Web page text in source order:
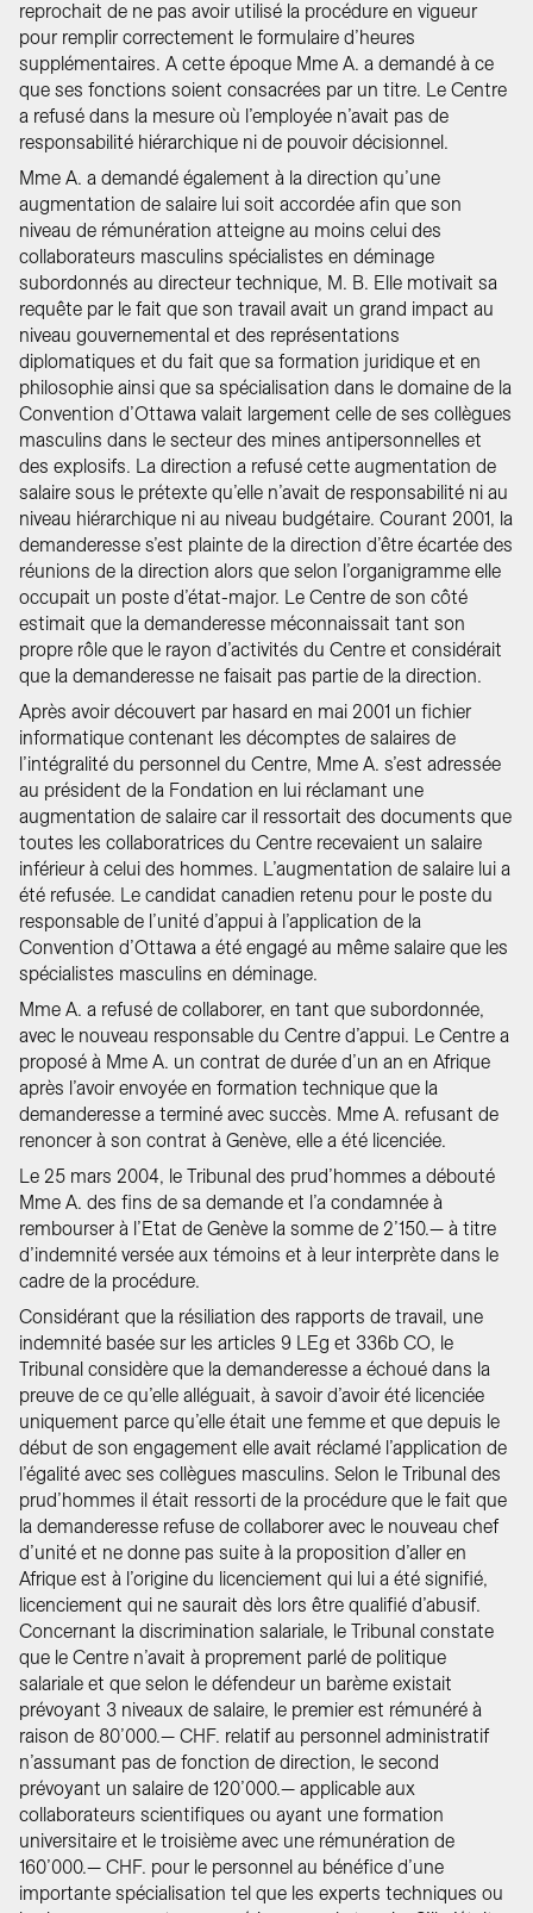
reprochait de ne pas avoir utilisé la procédure en vigueur
pour remplir correctement le formulaire d’heures
supplémentaires. A cette époque Mme A. a demandé à ce
que ses fonctions soient consacrées par un titre. Le Centre
a refusé dans la mesure où l’employée n’avait pas de
responsabilité hiérarchique ni de pouvoir décisionnel.
Mme A. a demandé également à la direction qu’une
augmentation de salaire lui soit accordée afin que son
niveau de rémunération atteigne au moins celui des
collaborateurs masculins spécialistes en déminage
subordonnés au directeur technique, M. B. Elle motivait sa
requête par le fait que son travail avait un grand impact au
niveau gouvernemental et des représentations
diplomatiques et du fait que sa formation juridique et en
philosophie ainsi que sa spécialisation dans le domaine de la
Convention d’Ottawa valait largement celle de ses collègues
masculins dans le secteur des mines antipersonnelles et
des explosifs. La direction a refusé cette augmentation de
salaire sous le prétexte qu’elle n’avait de responsabilité ni au
niveau hiérarchique ni au niveau budgétaire. Courant 2001, la
demanderesse s’est plainte de la direction d’être écartée des
réunions de la direction alors que selon l’organigramme elle
occupait un poste d’état-major. Le Centre de son côté
estimait que la demanderesse méconnaissait tant son
propre rôle que le rayon d’activités du Centre et considérait
que la demanderesse ne faisait pas partie de la direction.
Après avoir découvert par hasard en mai 2001 un fichier
informatique contenant les décomptes de salaires de
l’intégralité du personnel du Centre, Mme A. s’est adressée
au président de la Fondation en lui réclamant une
augmentation de salaire car il ressortait des documents que
toutes les collaboratrices du Centre recevaient un salaire
inférieur à celui des hommes. L’augmentation de salaire lui a
été refusée. Le candidat canadien retenu pour le poste du
responsable de l’unité d’appui à l’application de la
Convention d’Ottawa a été engagé au même salaire que les
spécialistes masculins en déminage.
Mme A. a refusé de collaborer, en tant que subordonnée,
avec le nouveau responsable du Centre d’appui. Le Centre a
proposé à Mme A. un contrat de durée d’un an en Afrique
après l’avoir envoyée en formation technique que la
demanderesse a terminé avec succès. Mme A. refusant de
renoncer à son contrat à Genève, elle a été licenciée.
Le 25 mars 2004, le Tribunal des prud’hommes a débouté
Mme A. des fins de sa demande et l’a condamnée à
rembourser à l’Etat de Genève la somme de 2’150.— à titre
d’indemnité versée aux témoins et à leur interprète dans le
cadre de la procédure.
Considérant que la résiliation des rapports de travail, une
indemnité basée sur les articles 9 LEg et 336b CO, le
Tribunal considère que la demanderesse a échoué dans la
preuve de ce qu’elle alléguait, à savoir d’avoir été licenciée
uniquement parce qu’elle était une femme et que depuis le
début de son engagement elle avait réclamé l’application de
l’égalité avec ses collègues masculins. Selon le Tribunal des
prud’hommes il était ressorti de la procédure que le fait que
la demanderesse refuse de collaborer avec le nouveau chef
d’unité et ne donne pas suite à la proposition d’aller en
Afrique est à l’origine du licenciement qui lui a été signifié,
licenciement qui ne saurait dès lors être qualifié d’abusif.
Concernant la discrimination salariale, le Tribunal constate
que le Centre n’avait à proprement parlé de politique
salariale et que selon le défendeur un barème existait
prévoyant 3 niveaux de salaire, le premier est rémunéré à
raison de 80’000.— CHF. relatif au personnel administratif
n’assumant pas de fonction de direction, le second
prévoyant un salaire de 120’000.— applicable aux
collaborateurs scientifiques ou ayant une formation
universitaire et le troisième avec une rémunération de
160’000.— CHF. pour le personnel au bénéfice d’une
importante spécialisation tel que les experts techniques ou